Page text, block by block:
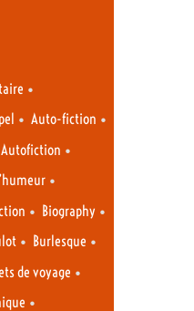
•
• Auto-fiction •
Autofiction •
•
• Biography •
• Burlesque •
de voyage •
•